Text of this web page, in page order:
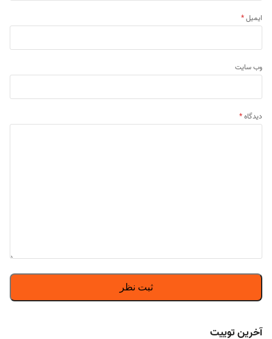
ایمیل*
وب‌ سایت
دیدگاه*
آخرین توییت